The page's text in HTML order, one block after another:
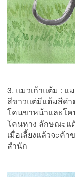
3. แมวเก้าแต้ม :
สีขาวแต่มีแต้มสีดำ
โคนขาหน้าและโค
โคนหาง ลักษณะแ
เมื่อเลี้ยงแล้วจะค้
สำนัก